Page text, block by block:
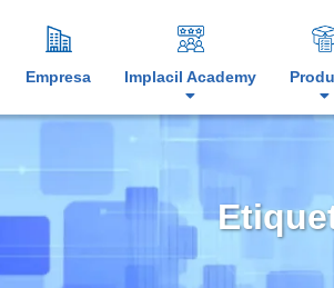
Empresa Implacil Academy